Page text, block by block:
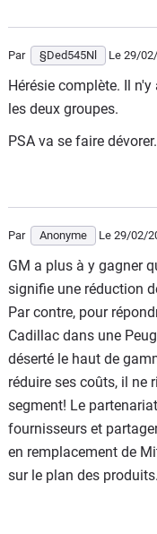
Par §Ded545Nl Le 29/
Hérésie complète. Il
les deux groupes.
PSA va se faire dévorer.
Par Anonyme Le 29/02/
GM a plus à y gagner
signifie une réduction
Par contre, pour
Cadillac dans une
déserté le haut de
réduire ses coûts, il ne
segment! Le
fournisseurs et
en remplacement de
sur le plan des produits.